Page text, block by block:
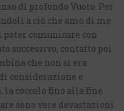
di profondo Vuoto. Per
a ciò che amo di me
poter comunicare con
successivo, contatto poi
che non si era
considerazione e
la coccolo fino alla fine.
sono vere devastazioni